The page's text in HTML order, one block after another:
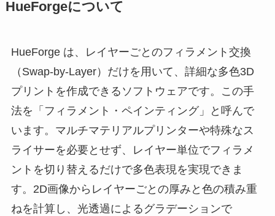
HueForgeについて
HueForge は、レイヤーごとのフィラメント交換
（Swap-by-Layer）だけを用いて、詳細な多色3D
プリントを作成できるソフトウェアです。この手
法を「フィラメント・ペインティング」と呼んで
います。マルチマテリアルプリンターや特殊なス
ライサーを必要とせず、レイヤー単位でフィラメ
ントを切り替えるだけで多色表現を実現できま
す。2D画像からレイヤーごとの厚みと色の積み重
ねを計算し、光透過によるグラデーションで